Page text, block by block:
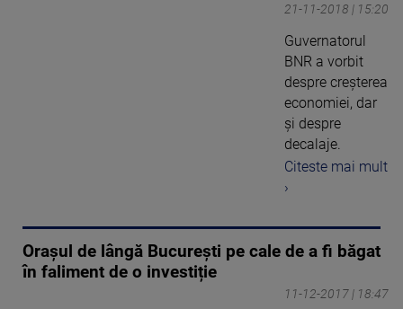
21-11-2018 | 15:20
Guvernatorul
BNR a vorbit
despre creşterea
economiei, dar
şi despre
decalaje.
Citeste mai mult
›
Orașul de lângă București pe cale de a fi băgat
în faliment de o investiție
11-12-2017 | 18:47